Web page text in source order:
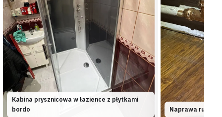
Wilanów mieszkanie w nowym budownictwie
„Nowe mieszkanie potrzebowało podłączenia
bojlera przed odbiorem technicznym.”
Tego samego dnia zamontowaliśmy podgrzewacz z
zaworem bezpieczeństwa i podłączyliśmy go do instalacji
bojler był gotowy przed odbiorem
Zamontowane Tego samego dnia
Kabina prysznicowa w łazience z płytkami
bordo
Naprawa rur